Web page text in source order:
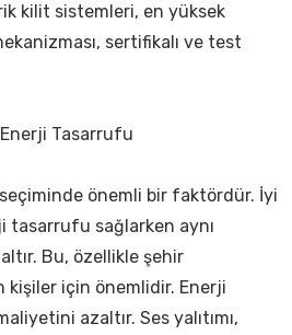
kilit sistemleri, en yüksek
sertifikalı ve test
Enerji Tasarrufu
seçiminde önemli bir faktördür. İyi
tasarrufu sağlarken aynı
Bu, özellikle şehir
kişiler için önemlidir. Enerji
azaltır. Ses yalıtımı,